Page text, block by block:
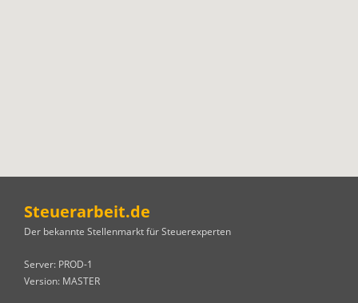
Steuerarbeit.de
Der bekannte Stellenmarkt für Steuerexperten
Server: PROD-1
Version: MASTER